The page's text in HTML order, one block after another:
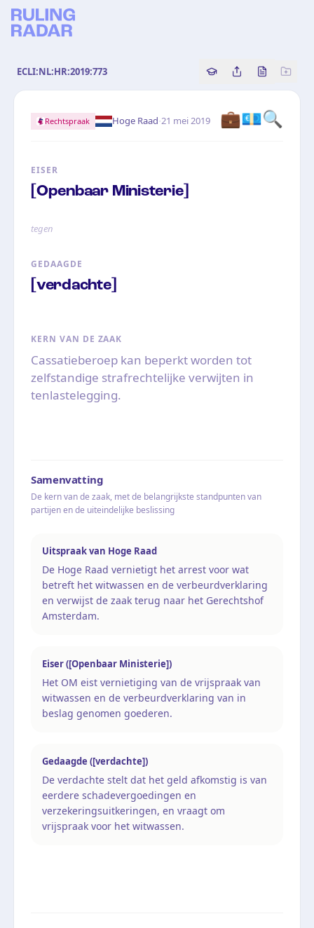
ECLI:NL:HR:2019:773 Copy source
Share this
Bekijk
💼💶🔍
Rechtspraak Hoge Raad·21 mei 2019
EISER
[Openbaar Ministerie]
tegen
GEDAAGDE
[verdachte]
KERN VAN DE ZAAK
Cassatieberoep kan beperkt worden tot
zelfstandige strafrechtelijke verwijten in
tenlastelegging.
Samenvatting
De kern van de zaak, met de belangrijkste standpunten van
partijen en de uiteindelijke beslissing
Uitspraak van Hoge Raad
De Hoge Raad vernietigt het arrest voor wat
betreft het witwassen en de verbeurdverklaring
en verwijst de zaak terug naar het Gerechtshof
Amsterdam.
Eiser ([Openbaar Ministerie])
Het OM eist vernietiging van de vrijspraak van
witwassen en de verbeurdverklaring van in
beslag genomen goederen.
Gedaagde ([verdachte])
De verdachte stelt dat het geld afkomstig is van
eerdere schadevergoedingen en
verzekeringsuitkeringen, en vraagt om
vrijspraak voor het witwassen.